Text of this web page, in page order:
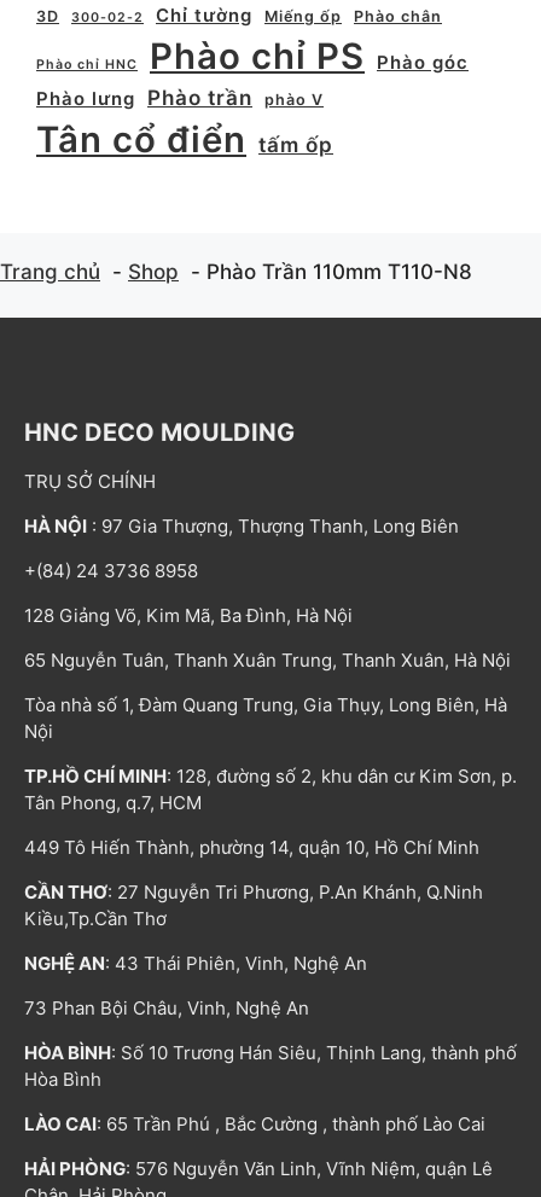
3D 300-02-2 Chỉ tường Miếng ốp Phào chân
Phào chỉ HNC Phào chỉ PS
Phào góc
Phào lưng
Phào trần phào V
Tân cổ điển tấm ốp
Trang chủ Shop Phào Trần 110mm T110-N8
HNC DECO MOULDING
TRỤ SỞ CHÍNH
HÀ NỘI : 97 Gia Thượng, Thượng Thanh, Long Biên
+(84) 24 3736 8958
128 Giảng Võ, Kim Mã, Ba Đình, Hà Nội
65 Nguyễn Tuân, Thanh Xuân Trung, Thanh Xuân, Hà Nội
Tòa nhà số 1, Đàm Quang Trung, Gia Thụy, Long Biên, Hà
Nội
TP.HỒ CHÍ MINH: 128, đường số 2, khu dân cư Kim Sơn, p.
Tân Phong, q.7, HCM
449 Tô Hiến Thành, phường 14, quận 10, Hồ Chí Minh
CẦN THƠ: 27 Nguyễn Tri Phương, P.An Khánh, Q.Ninh
Kiều,Tp.Cần Thơ
NGHỆ AN: 43 Thái Phiên, Vinh, Nghệ An
73 Phan Bội Châu, Vinh, Nghệ An
HÒA BÌNH: Số 10 Trương Hán Siêu, Thịnh Lang, thành phố
Hòa Bình
LÀO CAI: 65 Trần Phú , Bắc Cường , thành phố Lào Cai
HẢI PHÒNG: 576 Nguyễn Văn Linh, Vĩnh Niệm, quận Lê